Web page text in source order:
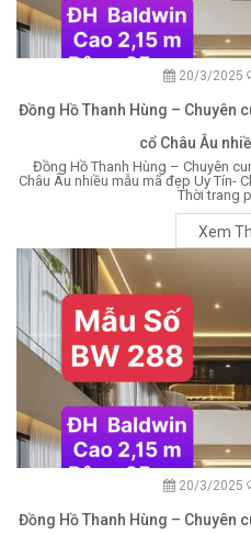
20/3/2025
Đồng Hồ Thanh Hùng – Chuyên
cổ Châu Âu
Đồng Hồ Thanh Hùng – Chuyên
Châu Âu nhiều mẫu mã đẹp Uy Tín-
Thời trang
Xem
20/3/2025
Đồng Hồ Thanh Hùng – Chuyên